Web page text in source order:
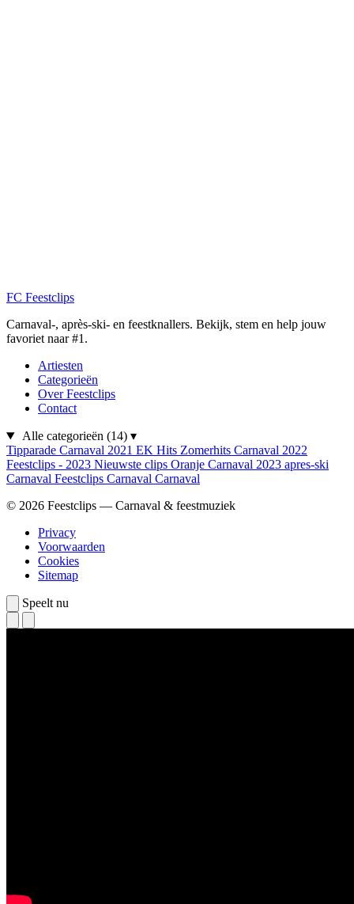
FC Feestclips
Carnaval-, après-ski- en feestknallers. Bekijk, stem en help jouw
favoriet naar #1.
Artiesten
Categorieën
Over Feestclips
Contact
Alle categorieën (14) ▾
Tipparade Carnaval 2021 EK Hits Zomerhits Carnaval 2022
Feestclips - 2023 Nieuwste clips Oranje Carnaval 2023 apres-ski
Carnaval Feestclips Carnaval Carnaval
© 2026 Feestclips — Carnaval & feestmuziek
Privacy
Voorwaarden
Cookies
Sitemap
Speelt nu